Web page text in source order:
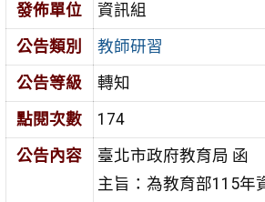
發佈單位
資訊組
公告類別
教師研習
公告等級
轉知
點閱次數
174
公告內容
臺北市政府教育局 函
主旨：為教育部115年